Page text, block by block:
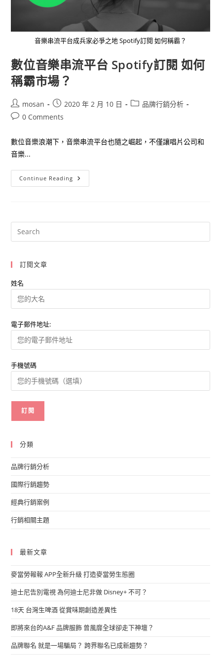
音樂串流平台成兵家必爭之地 Spotify訂閱 如何稱霸？
數位音樂串流平台 Spotify訂閱 如何
稱霸市場？
Post
author:
mosan
Post
published:
2020 年 2 月 10 日
Post品牌行銷分析
Post0 Comments
數位音樂浪潮下，音樂串流平台也隨之崛起，不僅讓唱片公司和
音樂...
Continue Reading 數
位
平
訂
場？
訂閱文章
姓名
電子郵件地址:
手機號碼
分類
品牌行銷分析
國際行銷趨勢
經典行銷案例
行銷相關主題
最新文章
麥當勞報報 APP全新升級 打造麥當勞生態圈
迪士尼告別電視 為何迪士尼非做 Disney+ 不可？
18天 台灣生啤酒 從賞味期創造差異性
即將來台的A&F 品牌服飾 曾風靡全球卻走下神壇？
品牌聯名 就是一場騙局？ 跨界聯名已成新趨勢？